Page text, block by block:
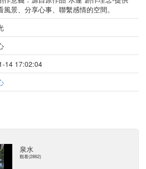
風景、分享心事、聯繫感情的空間。
14 17:02:04
泉水
觀看(2862)